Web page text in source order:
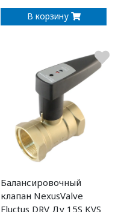
В корзину
Балансировочный
клапан NexusValve
Fluctus DRV Ду 15S KVS